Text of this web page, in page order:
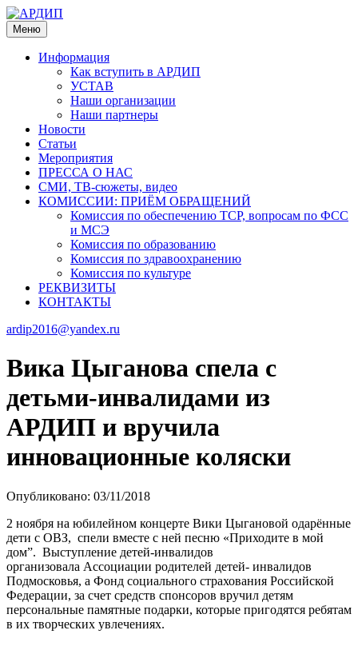
Меню
Информация
Как вступить в АРДИП
УСТАВ
Наши организации
Наши партнеры
Новости
Статьи
Мероприятия
ПРЕССА О НАС
СМИ, ТВ-сюжеты, видео
КОМИССИИ: ПРИЁМ ОБРАЩЕНИЙ
Комиссия по обеспечению ТСР, вопросам по ФСС
и МСЭ
Комиссия по образованию
Комиссия по здравоохранению
Комиссия по культуре
РЕКВИЗИТЫ
КОНТАКТЫ
ardip2016@yandex.ru
Вика Цыганова спела с
детьми-инвалидами из
АРДИП и вручила
инновационные коляски
Опубликовано: 03/11/2018
2 ноября на юбилейном концерте Вики Цыгановой одарённые
дети с ОВЗ, спели вместе с ней песню «Приходите в мой
дом”. Выступление детей-инвалидов
организовала Ассоциации родителей детей- инвалидов
Подмосковья, а Фонд социального страхования Российской
Федерации, за счет средств спонсоров вручил детям
персональные памятные подарки, которые пригодятся ребятам
в их творческих увлечениях.